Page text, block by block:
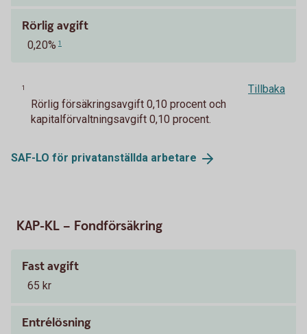
Rörlig avgift
0,20% 1
1
Rörlig försäkringsavgift 0,10 procent och
kapitalförvaltningsavgift 0,10 procent.
Tillbaka
SAF-LO för privatanställda arbetare
KAP-KL – Fondförsäkring
Fast avgift
65 kr
Entrélösning